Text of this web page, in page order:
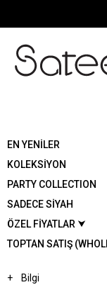
EN YENİLER
KOLEKSİYON
PARTY COLLECTION
SADECE SİYAH
ÖZEL FİYATLAR ⮟
TOPTAN SATIŞ
Bilgi